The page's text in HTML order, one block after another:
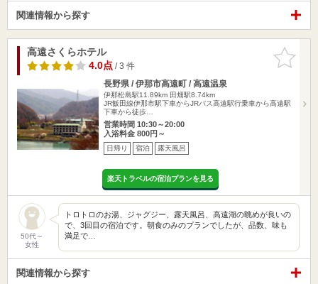
関連情報から探す
お気に入
りに追加
高遠さくらホテル
4.0点/ 3 件
長野県 / 伊那市高遠町 / 高遠温泉
伊那松島駅11.89km 田畑駅8.74km
JR飯田線伊那市駅下車からJRバス高遠駅行乗車から高遠駅
下車から徒歩…
営業時間 10:30～20:00
入浴料金 800円～
日帰り 宿泊 露天風呂
楽天トラベルの宿泊プランを見る
50代～
女性
トロトロのお湯、ジャグジー、露天風呂、高遠湖の眺めが良いの
で、3回目の宿泊です。朝食のみのプランでしたが、品数、味も
満足で…
関連情報から探す